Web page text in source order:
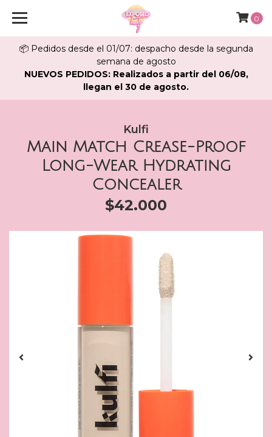
📦 Pedidos desde el 01/07: despacho desde la segunda
semana de agosto
NUEVOS PEDIDOS: Realizados a partir del 06/08,
llegan el 30 de agosto.
0
Kulfi
Main Match Crease-Proof
Long-Wear Hydrating
Concealer
$42.000